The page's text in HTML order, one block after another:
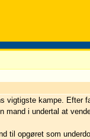
vigtigste kampe. Efter
mand i undertal at
til opgøret som